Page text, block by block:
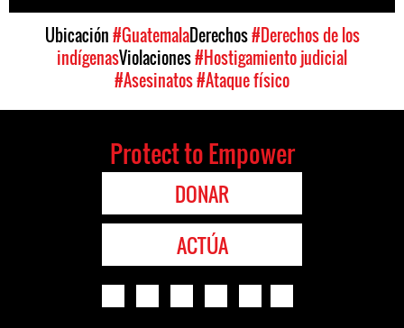
Ubicación#GuatemalaDerechos#Derechos de los
indígenasViolaciones#Hostigamiento judicial
#Asesinatos#Ataque físico
Protect to Empower
DONAR
ACTÚA